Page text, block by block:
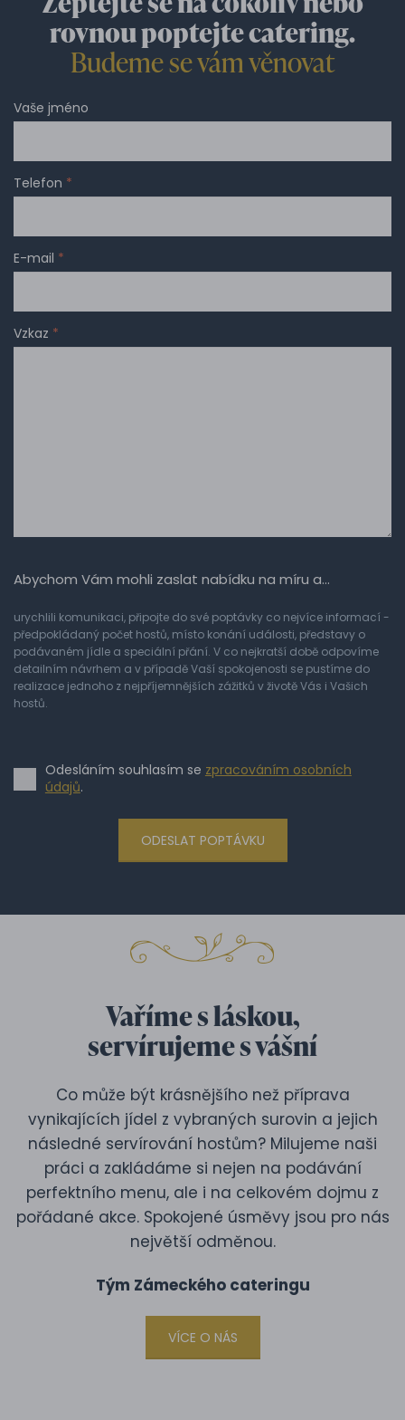
rovnou poptejte catering.
Budeme se vám věnovat
Vaše jméno
Telefon *
E-mail *
Vzkaz *
Abychom Vám mohli zaslat nabídku na míru a…
urychlili komunikaci, připojte do své poptávky co nejvíce informací -
předpokládaný počet hostů, místo konání události, představy o
podávaném jídle a speciální přání. V co nejkratší době odpovíme
detailním návrhem a v případě Vaší spokojenosti se pustíme do
realizace jednoho z nejpříjemnějších zážitků v životě Vás i Vašich
hostů.
Odesláním souhlasím se zpracováním osobních
údajů.
ODESLAT POPTÁVKU
Vaříme s láskou,
servírujeme s vášní
Co může být krásnějšího než příprava
vynikajících jídel z vybraných surovin a jejich
následné servírování hostům? Milujeme naši
práci a zakládáme si nejen na podávání
perfektního menu, ale i na celkovém dojmu z
pořádané akce. Spokojené úsměvy jsou pro nás
největší odměnou.
Tým Zámeckého cateringu
VÍCE O NÁS